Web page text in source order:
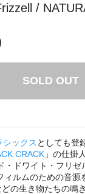
/
SOLD OUT
シックス としても登
CRACK 」の仕掛
・ドワイト・フリ
ィルムのための音源
の生き物たちの鳴